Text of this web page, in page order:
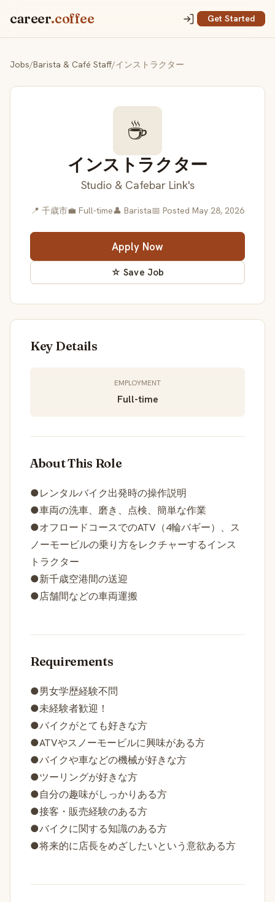
career.coffee Get Started
Jobs/Barista & Café Staff/インストラクター
☕
インストラクター
Studio & Cafebar Link's
📍 千歳市💼 Full-time👤 Barista📅 Posted May 28, 2026
Apply Now
☆ Save Job
Key Details
EMPLOYMENT
Full-time
About This Role
●レンタルバイク出発時の操作説明
●車両の洗車、磨き、点検、簡単な作業
●オフロードコースでのATV（4輪バギー）、ス
ノーモービルの乗り方をレクチャーするインス
トラクター
●新千歳空港間の送迎
●店舗間などの車両運搬
Requirements
●男女学歴経験不問
●未経験者歓迎！
●バイクがとても好きな方
●ATVやスノーモービルに興味がある方
●バイクや車などの機械が好きな方
●ツーリングが好きな方
●自分の趣味がしっかりある方
●接客・販売経験のある方
●バイクに関する知識のある方
●将来的に店長をめざしたいという意欲ある方